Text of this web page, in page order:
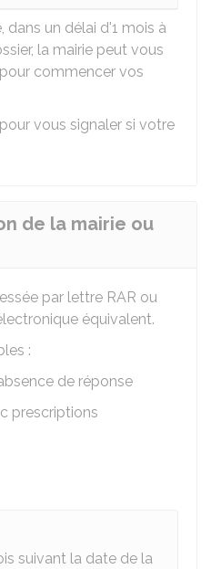
dans un délai d'1 mois à
la mairie peut vous
commencer vos
vous signaler si votre
de la mairie ou
par lettre RAR ou
équivalent.
:
de réponse
prescriptions
suivant la date de la